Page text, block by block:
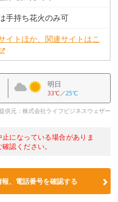
手持ち花火のみ可
イトほか、関連サイトはこ
明日
33℃／25℃
供元：株式会社ライフビジネスウェザー
になっている場合がありま
認ください。
、電話番号を確認する